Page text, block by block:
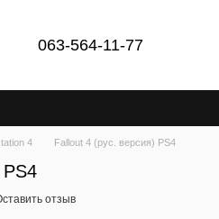
063-564-11-77
4 Fallout 4 (рус. версия) PS4
отзыв